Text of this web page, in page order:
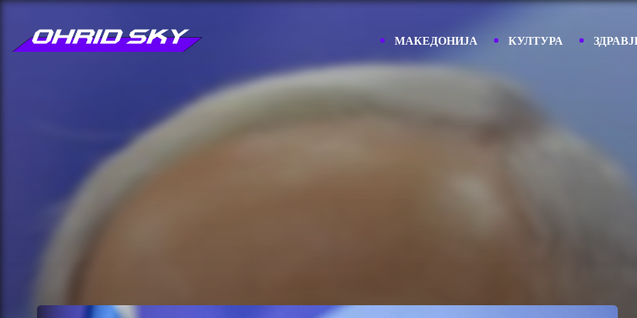
МАКЕДОНИЈА КУЛТУРА